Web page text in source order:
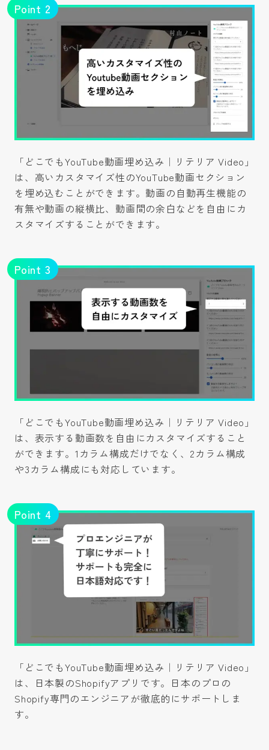
Point 2
「どこでもYouTube動画埋め込み｜リテリア Video」
は、高いカスタマイズ性のYouTube動画セクション
を埋め込むことができます。動画の自動再生機能の
有無や動画の縦横比、動画間の余白などを自由にカ
スタマイズすることができます。
Point 3
「どこでもYouTube動画埋め込み｜リテリア Video」
は、表示する動画数を自由にカスタマイズすること
ができます。1カラム構成だけでなく、2カラム構成
や3カラム構成にも対応しています。
Point 4
「どこでもYouTube動画埋め込み｜リテリア Video」
は、日本製のShopifyアプリです。日本のプロの
Shopify専門のエンジニアが徹底的にサポートしま
す。